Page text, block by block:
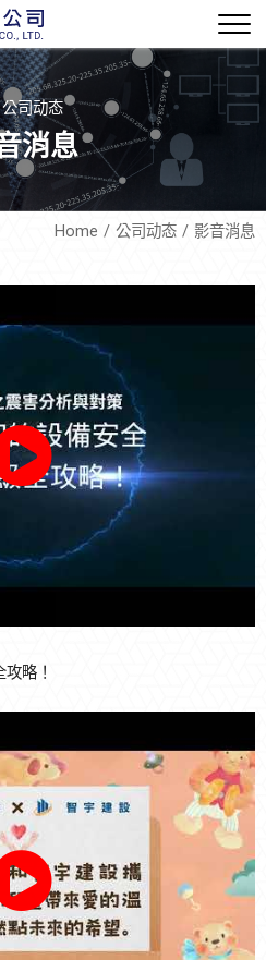
司动态
消息
Home 公司动态 影音消息
略！